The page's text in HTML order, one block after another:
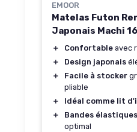
EMOOR
Matelas Futon
Japonais Machi
＋ Confortable avec
＋
Design japonais
＋
Facile à stocker
pliable
＋
Idéal comme lit
＋
Bandes élastiques
optimal